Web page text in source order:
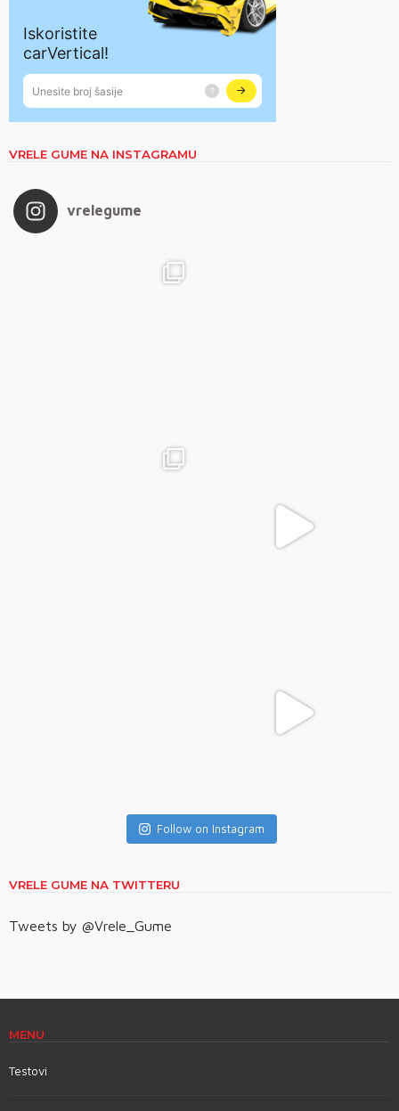
VRELE GUME NA INSTAGRAMU
vrelegume
Follow on Instagram
VRELE GUME NA TWITTERU
Tweets by @Vrele_Gume
MENU
Testovi